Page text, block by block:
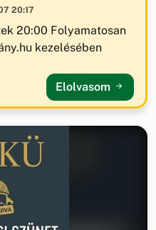
20:17
20:00 Folyamatosan
kezelésében
Elolvasom